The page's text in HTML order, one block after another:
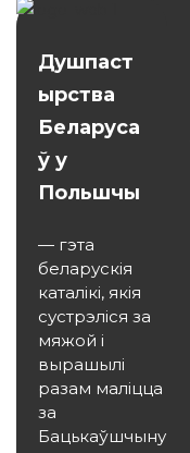
Душпаст
ырства
Беларуса
ў у
Польшчы
— гэта
беларускія
каталікі, якія
сустрэліся за
мяжой і
вырашылі
разам маліцца
за
Бацькаўшчыну